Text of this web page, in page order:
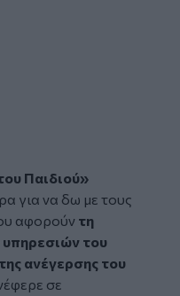
Παιδιού»
για να δω με τους
αφορούν τη
του
ανέγερσης του
σε